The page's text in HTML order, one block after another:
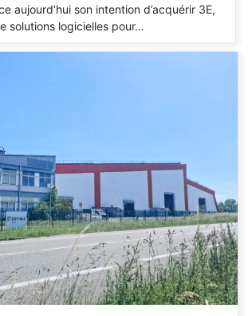
aujourd’hui son intention d’acquérir 3E,
solutions logicielles pour…